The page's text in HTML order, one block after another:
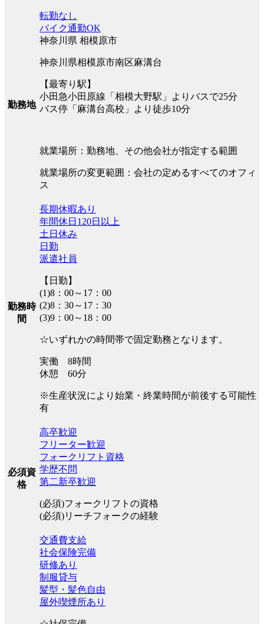
勤務地
転勤なし
バイク通勤OK
神奈川県 相模原市
神奈川県相模原市南区麻溝台
【最寄り駅】
小田急小田原線「相模大野駅」よりバスで25分
バス停「麻溝台高校」より徒歩10分
就業場所：勤務地、その他会社が指定する範囲
就業場所の変更範囲：会社の定めるすべてのオフィ
ス
勤務時
間
長期休暇あり
年間休日120日以上
土日休み
日勤
派遣社員
【日勤】
(1)8：00～17：00
(2)8：30～17：30
(3)9：00～18：00
☆いずれかの時間帯で固定勤務となります。
実働 8時間
休憩 60分
※生産状況により始業・終業時間が前後する可能性
有
必須資
格
高卒歓迎
フリーター歓迎
フォークリフト資格
学歴不問
第二新卒歓迎
(必須)フォークリフトの資格
(必須)リーチフォークの経験
交通費支給
社会保険完備
研修あり
制服貸与
髪型・髪色自由
屋外喫煙所あり